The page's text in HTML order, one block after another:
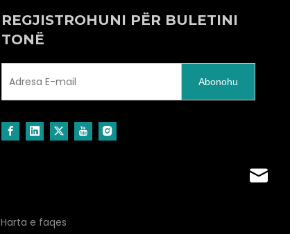
REGJISTROHUNI PËR BULETINI
TONË
Abonohu
Harta e faqes